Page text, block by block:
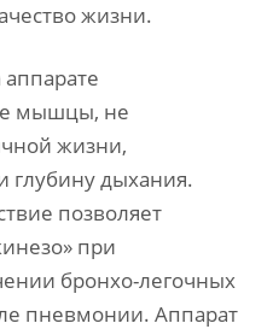
жизни.
мышцы, не
жизни,
глубину дыхания.
позволяет
при
бронхо-легочных
пневмонии. Аппарат